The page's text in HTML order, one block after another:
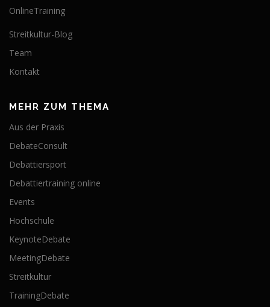
OnlineTraining
Streitkultur-Blog
Team
Kontakt
MEHR ZUM THEMA
Aus der Praxis
DebateConsult
Debattiersport
Debattiertraining online
Events
Hochschule
KeynoteDebate
MeetingDebate
Streitkultur
TrainingDebate